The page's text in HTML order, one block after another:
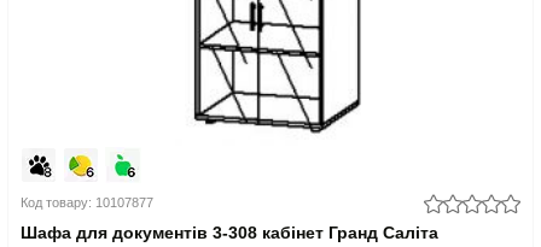
Код товару: 10107877
Шафа для документів 3-308 кабінет Гранд Саліта